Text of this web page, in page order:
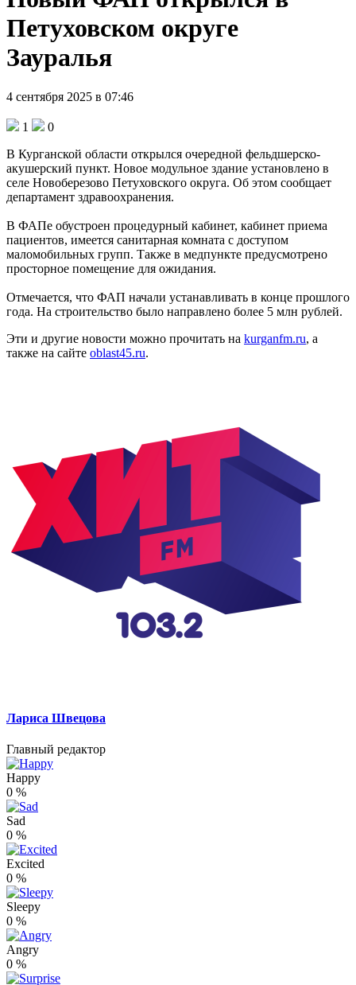
Петуховском округе
Зауралья
4 сентября 2025 в 07:46
1
0
В Курганской области открылся очередной фельдшерско-
акушерский пункт. Новое модульное здание установлено в
селе Новоберезово Петуховского округа. Об этом сообщает
департамент здравоохранения.
В ФАПе обустроен процедурный кабинет, кабинет приема
пациентов, имеется санитарная комната с доступом
маломобильных групп. Также в медпункте предусмотрено
просторное помещение для ожидания.
Отмечается, что ФАП начали устанавливать в конце прошлого
года. На строительство было направлено более 5 млн рублей.
Эти и другие новости можно прочитать на kurganfm.ru, а
также на сайте oblast45.ru.
Лариса Швецова
Главный редактор
Happy
0 %
Sad
0 %
Excited
0 %
Sleepy
0 %
Angry
0 %